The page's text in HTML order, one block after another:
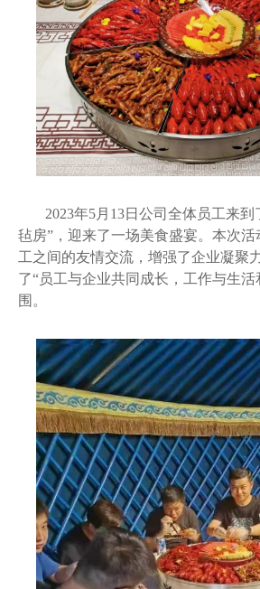
2023年5月13日公司全体员工来
毡房”，迎来了一场美食盛宴。本次
工之间的友情交流，增强了企业凝聚
了“员工与企业共同成长，工作与生
围。